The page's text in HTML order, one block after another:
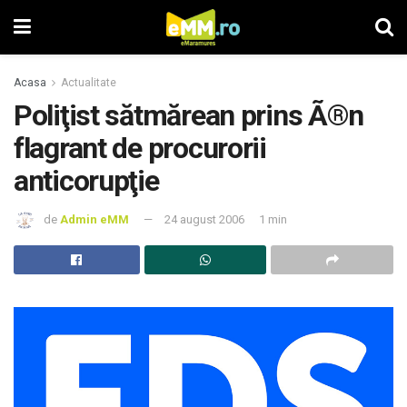
Acasa Actualitate
Poliţist sătmărean prins Ã®n
flagrant de procurorii
anticorupţie
de Admin eMM 24 august 2006 1 min